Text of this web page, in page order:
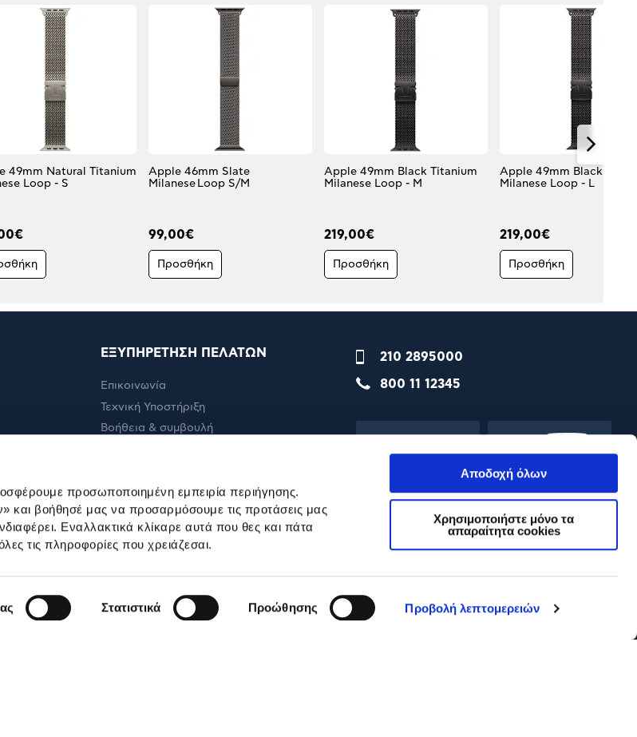
προσωποποιημένη εμπειρία περιήγησης.
και βοήθησέ μας να προσαρμόσουμε τις προτάσεις μας
Εναλλακτικά κλίκαρε αυτά που θες και πάτα
τις πληροφορίες που χρειάζεσαι.
Στατιστικά Προώθησης Προβολή λεπτομερειών
Αποδοχή όλων
Χρησιμοποιήστε μόνο τα
απαραίτητα cookies
49mm Natural Titanium
Loop - S
Apple 46mm Slate
Milanese Loop S/M
99,00€
Προσθήκη
Apple 49mm Black Titanium
Milanese Loop - M
219,00€
Προσθήκη
Apple 49mm Black
Milanese Loop - L
219,00€
Προσθήκη
ΕΞΥΠΗΡΕΤΗΣΗ ΠΕΛΑΤΩΝ
Επικοινωνία
Τεχνική Υποστήριξη
Βοήθεια & συμβουλή
Όροι εμπορικών ενεργειών
Καταστήματα
210 2895000
800 11 12345